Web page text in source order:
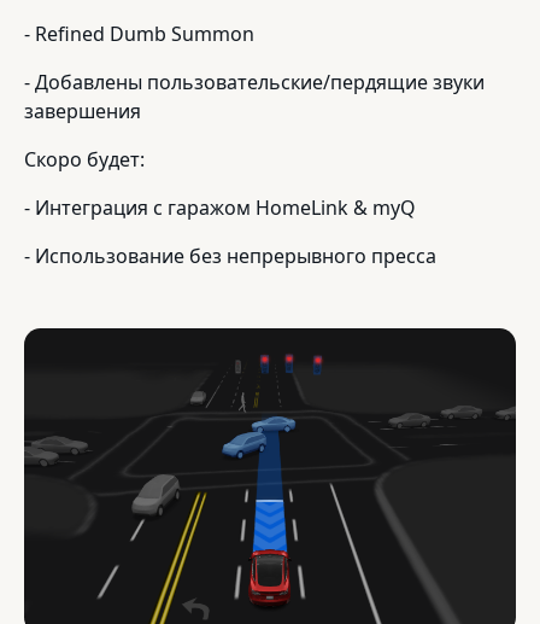
- Refined Dumb Summon
- Добавлены пользовательские/пердящие звуки
завершения
Скоро будет:
- Интеграция с гаражом HomeLink & myQ
- Использование без непрерывного пресса